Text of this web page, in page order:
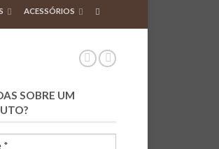
ACESSÓRIOS
SOBRE UM